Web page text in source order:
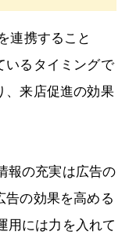
連携すること
いるタイミングで
、来店促進の効果
報の充実は広告の
告の効果を高める
用には力を入れて